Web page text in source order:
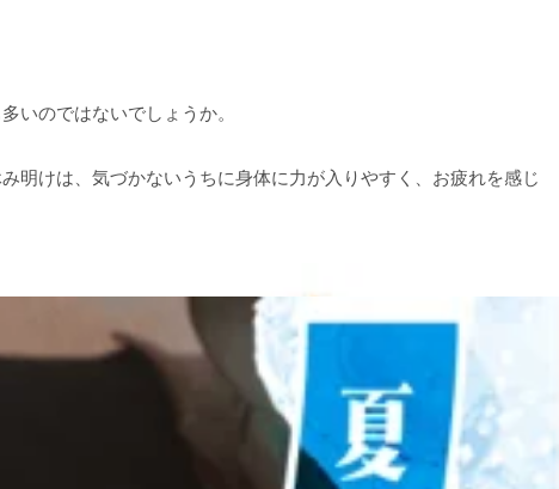
いのではないでしょうか。
明けは、気づかないうちに身体に力が入りやすく、お疲れを感じ
さい。皆さまのご来店を心よりお待ちしております。